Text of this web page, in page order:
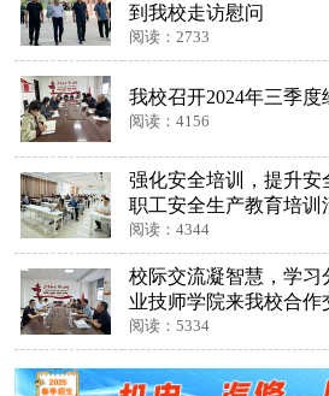
到我校走访慰问
阅读：2733
我校召开2024年三季度
阅读：4156
强化安全培训，提升
职工安全生产教育培训
阅读：4344
校际交流凝智慧，学
业技师学院来我校合作
阅读：5334